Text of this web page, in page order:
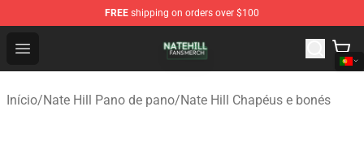
FREE shipping on orders over $100
Open menu
Nate Hill Shop - Official Nate Hill Merchandise Store
Início/Nate Hill Pano de pano/Nate Hill Chapéus e bonés